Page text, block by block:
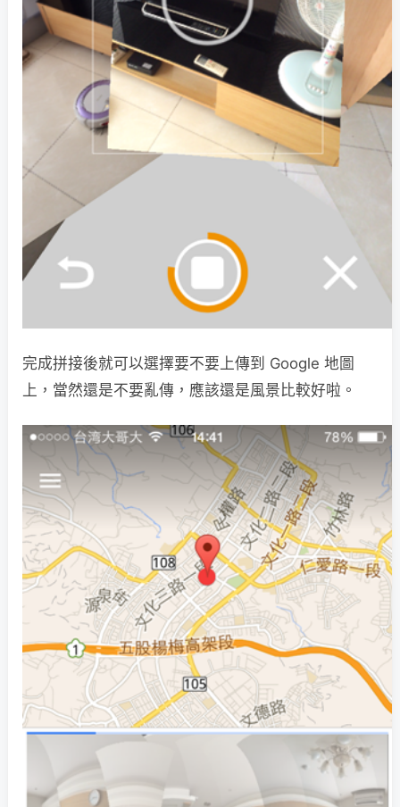
完成拼接後就可以選擇要不要上傳到 Google 地圖
上，當然還是不要亂傳，應該還是風景比較好啦。